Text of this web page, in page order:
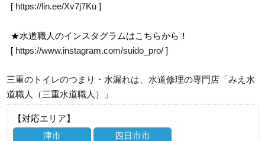
[ https://lin.ee/Xv7j7Ku ]
★水道職人のインスタグラムはこちらから！
[ https://www.instagram.com/suido_pro/ ]
三重のトイレのつまり・水漏れは、水道修理の専門店「みえ水
道職人（三重水道職人）」
【対応エリア】
津市
四日市市